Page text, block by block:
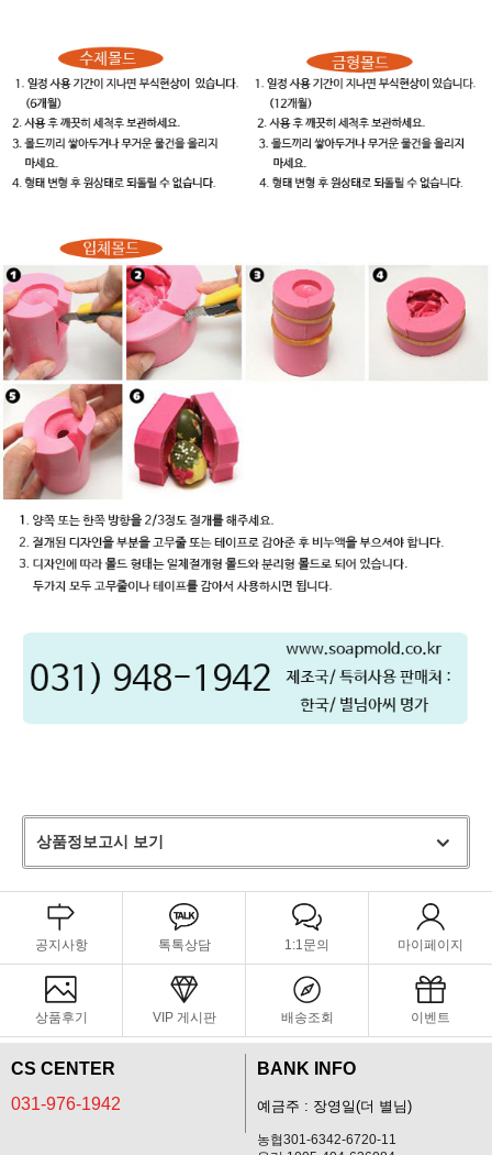
상품정보고시 보기
공지사항 톡톡상담 1:1문의 마이페이지
상품후기 VIP 게시판 배송조회 이벤트
CS CENTER
031-976-1942
BANK INFO
예금주 : 장영일(더 별님)
농협301-6342-6720-11